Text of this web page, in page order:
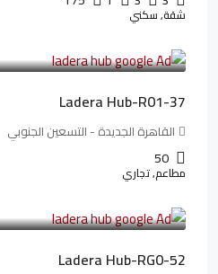
شقة, سكني
Ladera Hub-R01-37
القاهرة الجديدة - التسعين الجنوبي
50
مطاعم, تجاري
Ladera Hub-RG0-52